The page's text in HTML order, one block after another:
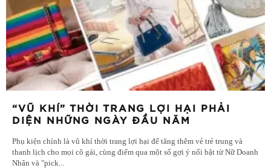
“VŨ KHÍ” THỜI TRANG LỢI HẠI PHẢI
DIỆN NHỮNG NGÀY ĐẦU NĂM
Phụ kiện chính là vũ khí thời trang lợi hại để tăng thêm vẻ trẻ trung và
thanh lịch cho mọi cô gái, cùng điểm qua một số gợi ý nổi bật từ Nữ Doanh
Nhân và "pick